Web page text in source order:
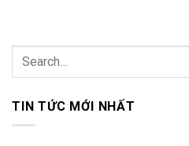
TIN TỨC MỚI NHẤT